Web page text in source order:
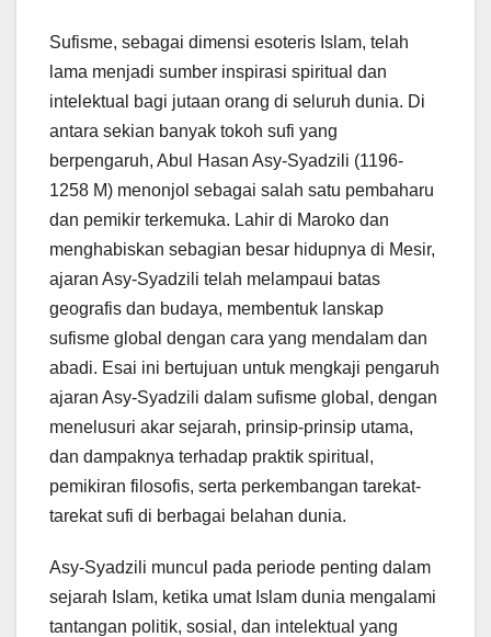
Sufisme, sebagai dimensi esoteris Islam, telah
lama menjadi sumber inspirasi spiritual dan
intelektual bagi jutaan orang di seluruh dunia. Di
antara sekian banyak tokoh sufi yang
berpengaruh, Abul Hasan Asy-Syadzili (1196-
1258 M) menonjol sebagai salah satu pembaharu
dan pemikir terkemuka. Lahir di Maroko dan
menghabiskan sebagian besar hidupnya di Mesir,
ajaran Asy-Syadzili telah melampaui batas
geografis dan budaya, membentuk lanskap
sufisme global dengan cara yang mendalam dan
abadi. Esai ini bertujuan untuk mengkaji pengaruh
ajaran Asy-Syadzili dalam sufisme global, dengan
menelusuri akar sejarah, prinsip-prinsip utama,
dan dampaknya terhadap praktik spiritual,
pemikiran filosofis, serta perkembangan tarekat-
tarekat sufi di berbagai belahan dunia.
Asy-Syadzili muncul pada periode penting dalam
sejarah Islam, ketika umat Islam dunia mengalami
tantangan politik, sosial, dan intelektual yang